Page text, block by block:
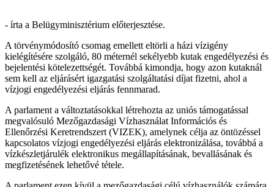
- írta a Belügyminisztérium előterjesztése.
A törvénymódosító csomag emellett eltörli a házi vízigény
kielégítésére szolgáló, 80 méternél sekélyebb kutak engedélyezési és
bejelentési kötelezettségét. Továbbá kimondja, hogy azon kutaknál
sem kell az eljárásért igazgatási szolgáltatási díjat fizetni, ahol a
vízjogi engedélyezési eljárás fennmarad.
A parlament a változtatásokkal létrehozta az uniós támogatással
megvalósuló Mezőgazdasági Vízhasználat Információs és
Ellenőrzési Keretrendszert (VIZEK), amelynek célja az öntözéssel
kapcsolatos vízjogi engedélyezési eljárás elektronizálása, továbbá a
vízkészletjárulék elektronikus megállapításának, bevallásának és
megfizetésének lehetővé tétele.